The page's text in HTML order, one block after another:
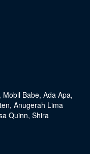
, Mobil Babe, Ada Apa,
, Anugerah Lima
Quinn, Shira